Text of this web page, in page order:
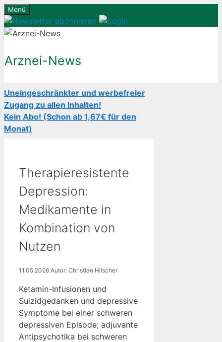
Zum
Inhalt
springen
Menü
Arznei-News
Uneingeschränkter und werbefreier
Zugang zu allen Inhalten!
Kein Abo! (Schon ab 1,67€ für den
Monat)
Therapieresistente
Depression:
Medikamente in
Kombination von
Nutzen
11.05.2026 Autor: Christian Hilscher
Ketamin-Infusionen und
Suizidgedanken und depressive
Symptome bei einer schweren
depressiven Episode; adjuvante
Antipsychotika bei schweren